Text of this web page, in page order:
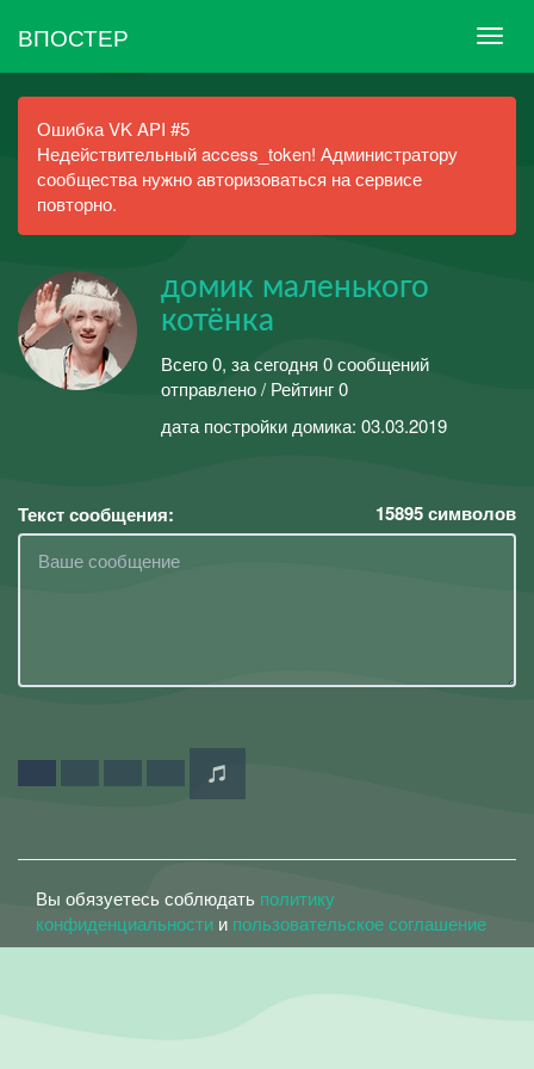
ВПОСТЕР
Ошибка VK API #5
Недействительный access_token! Администратору
сообщества нужно авторизоваться на сервисе
повторно.
домик маленького
котёнка
Всего 0, за сегодня 0 сообщений
отправлено / Рейтинг 0
дата постройки домика: 03.03.2019
Текст сообщения: 15895символов
Вы обязуетесь соблюдать политику
конфиденциальности и пользовательское соглашение